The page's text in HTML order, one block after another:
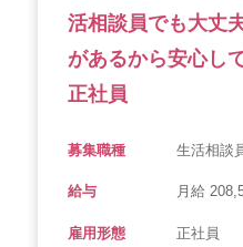
活相談員でも大丈
があるから安心し
正社員
募集職種 生活相談
給与 月給
雇用形態 正社員